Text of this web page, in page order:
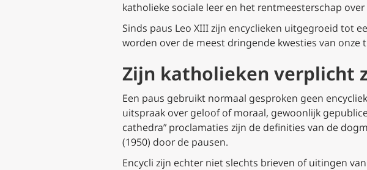
katholieke sociale leer en het rentmeesterschap over
Sinds paus Leo XIII zijn encyclieken uitgegroeid tot
worden over de meest dringende kwesties van onze
Zijn katholieken verplicht
Een paus gebruikt normaal gesproken geen
uitspraak over geloof of moraal, gewoonlijk
cathedra” proclamaties zijn de definities van de
(1950) door de pausen.
Encycli zijn echter niet slechts brieven of uitingen